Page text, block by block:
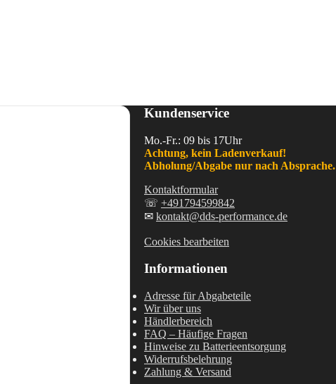
Kundenservice
Mo.-Fr.: 09 bis 17Uhr
Achtung, kein Ladenverkauf!
Abholung/Abgabe nur nach Absprache.
Kontaktformular
☏ +491794599842
✉ kontakt@dds-performance.de
Cookies bearbeiten
Informationen
Adresse für Abgabeteile
Wir über uns
Händlerbereich
FAQ – Häufige Fragen
Hinweise zu Batterieentsorgung
Widerrufsbelehrung
Zahlung & Versand